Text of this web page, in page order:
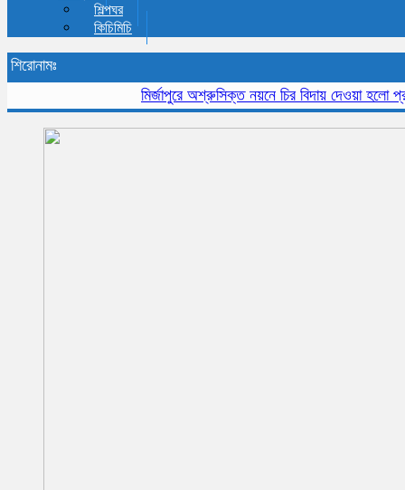
শিল্পঘর
কিচিমিচি
শিরোনামঃ
মির্জাপুরে অশ্রুসিক্ত নয়নে চির বিদায় দেওয়া হলো প্রবীন